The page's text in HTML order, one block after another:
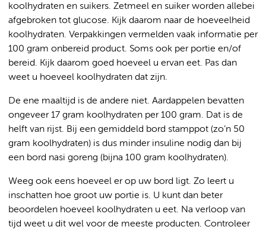
koolhydraten en suikers. Zetmeel en suiker worden allebei
afgebroken tot glucose. Kijk daarom naar de hoeveelheid
koolhydraten. Verpakkingen vermelden vaak informatie per
100 gram onbereid product. Soms ook per portie en/of
bereid. Kijk daarom goed hoeveel u ervan eet. Pas dan
weet u hoeveel koolhydraten dat zijn.
De ene maaltijd is de andere niet. Aardappelen bevatten
ongeveer 17 gram koolhydraten per 100 gram. Dat is de
helft van rijst. Bij een gemiddeld bord stamppot (zo’n 50
gram koolhydraten) is dus minder insuline nodig dan bij
een bord nasi goreng (bijna 100 gram koolhydraten).
Weeg ook eens hoeveel er op uw bord ligt. Zo leert u
inschatten hoe groot uw portie is. U kunt dan beter
beoordelen hoeveel koolhydraten u eet. Na verloop van
tijd weet u dit wel voor de meeste producten. Controleer